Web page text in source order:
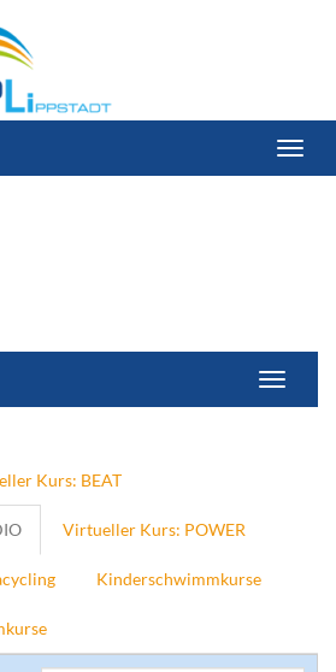
Menü
Kurs: BEAT
Virtueller Kurs: POWER
Kinderschwimmkurse